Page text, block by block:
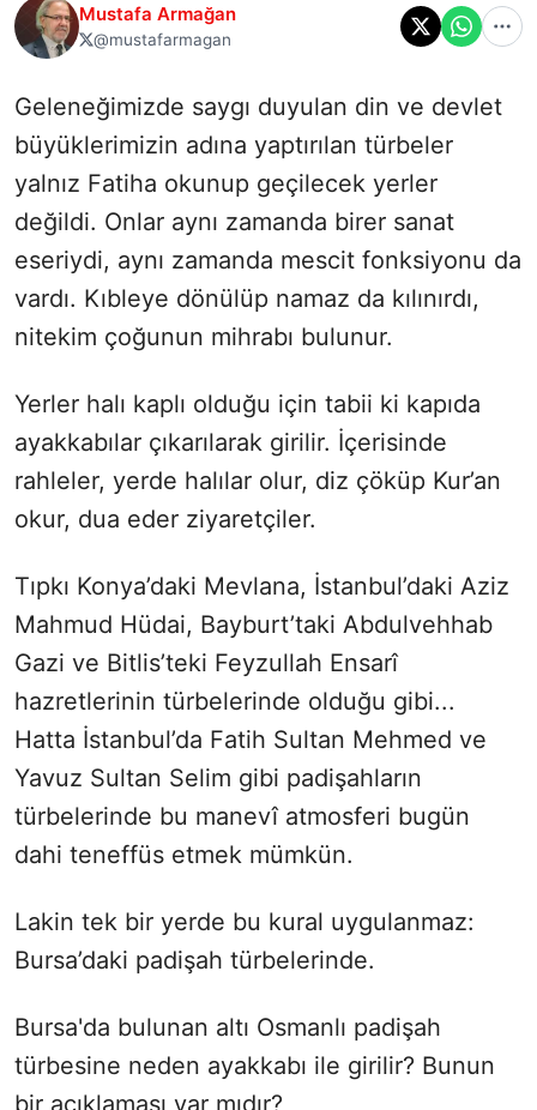
Mustafa Armağan
@mustafarmagan
Geleneğimizde saygı duyulan din ve devlet
büyüklerimizin adına yaptırılan türbeler
yalnız Fatiha okunup geçilecek yerler
değildi. Onlar aynı zamanda birer sanat
eseriydi, aynı zamanda mescit fonksiyonu da
vardı. Kıbleye dönülüp namaz da kılınırdı,
nitekim çoğunun mihrabı bulunur.
Yerler halı kaplı olduğu için tabii ki kapıda
ayakkabılar çıkarılarak girilir. İçerisinde
rahleler, yerde halılar olur, diz çöküp Kur’an
okur, dua eder ziyaretçiler.
Tıpkı Konya’daki Mevlana, İstanbul’daki Aziz
Mahmud Hüdai, Bayburt’taki Abdulvehhab
Gazi ve Bitlis’teki Feyzullah Ensarî
hazretlerinin türbelerinde olduğu gibi...
Hatta İstanbul’da Fatih Sultan Mehmed ve
Yavuz Sultan Selim gibi padişahların
türbelerinde bu manevî atmosferi bugün
dahi teneffüs etmek mümkün.
Lakin tek bir yerde bu kural uygulanmaz:
Bursa’daki padişah türbelerinde.
Bursa'da bulunan altı Osmanlı padişah
türbesine neden ayakkabı ile girilir? Bunun
bir açıklaması var mıdır?